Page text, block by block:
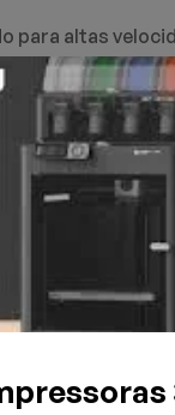
para altas
precisa
tanto para
PLA Hyper
prontas para
criações.